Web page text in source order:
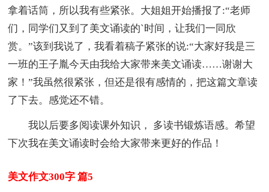
拿着话筒，所以我有些紧张。大姐姐开始播报了:“老师
们，同学们又到了美文诵读的`时间，让我们一同欣
赏。”该到我说了，我看着稿子紧张的说:“大家好我是三
一班的王子胤今天由我给大家带来美文诵读……谢谢大
家！”我虽然很紧张，但还是很有感情的，把这篇文章读
了下去。感觉还不错。
我以后要多阅读课外知识， 多读书锻炼语感。希望
下次我在美文诵读时会给大家带来更好的作品！
美文作文300字 篇5